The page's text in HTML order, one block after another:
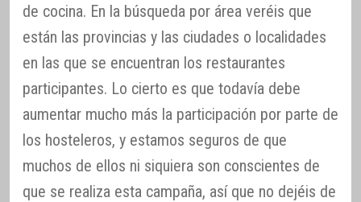
de cocina. En la búsqueda por área veréis que
están las provincias y las ciudades o localidades
en las que se encuentran los restaurantes
participantes. Lo cierto es que todavía debe
aumentar mucho más la participación por parte de
los hosteleros, y estamos seguros de que
muchos de ellos ni siquiera son conscientes de
que se realiza esta campaña, así que no dejéis de